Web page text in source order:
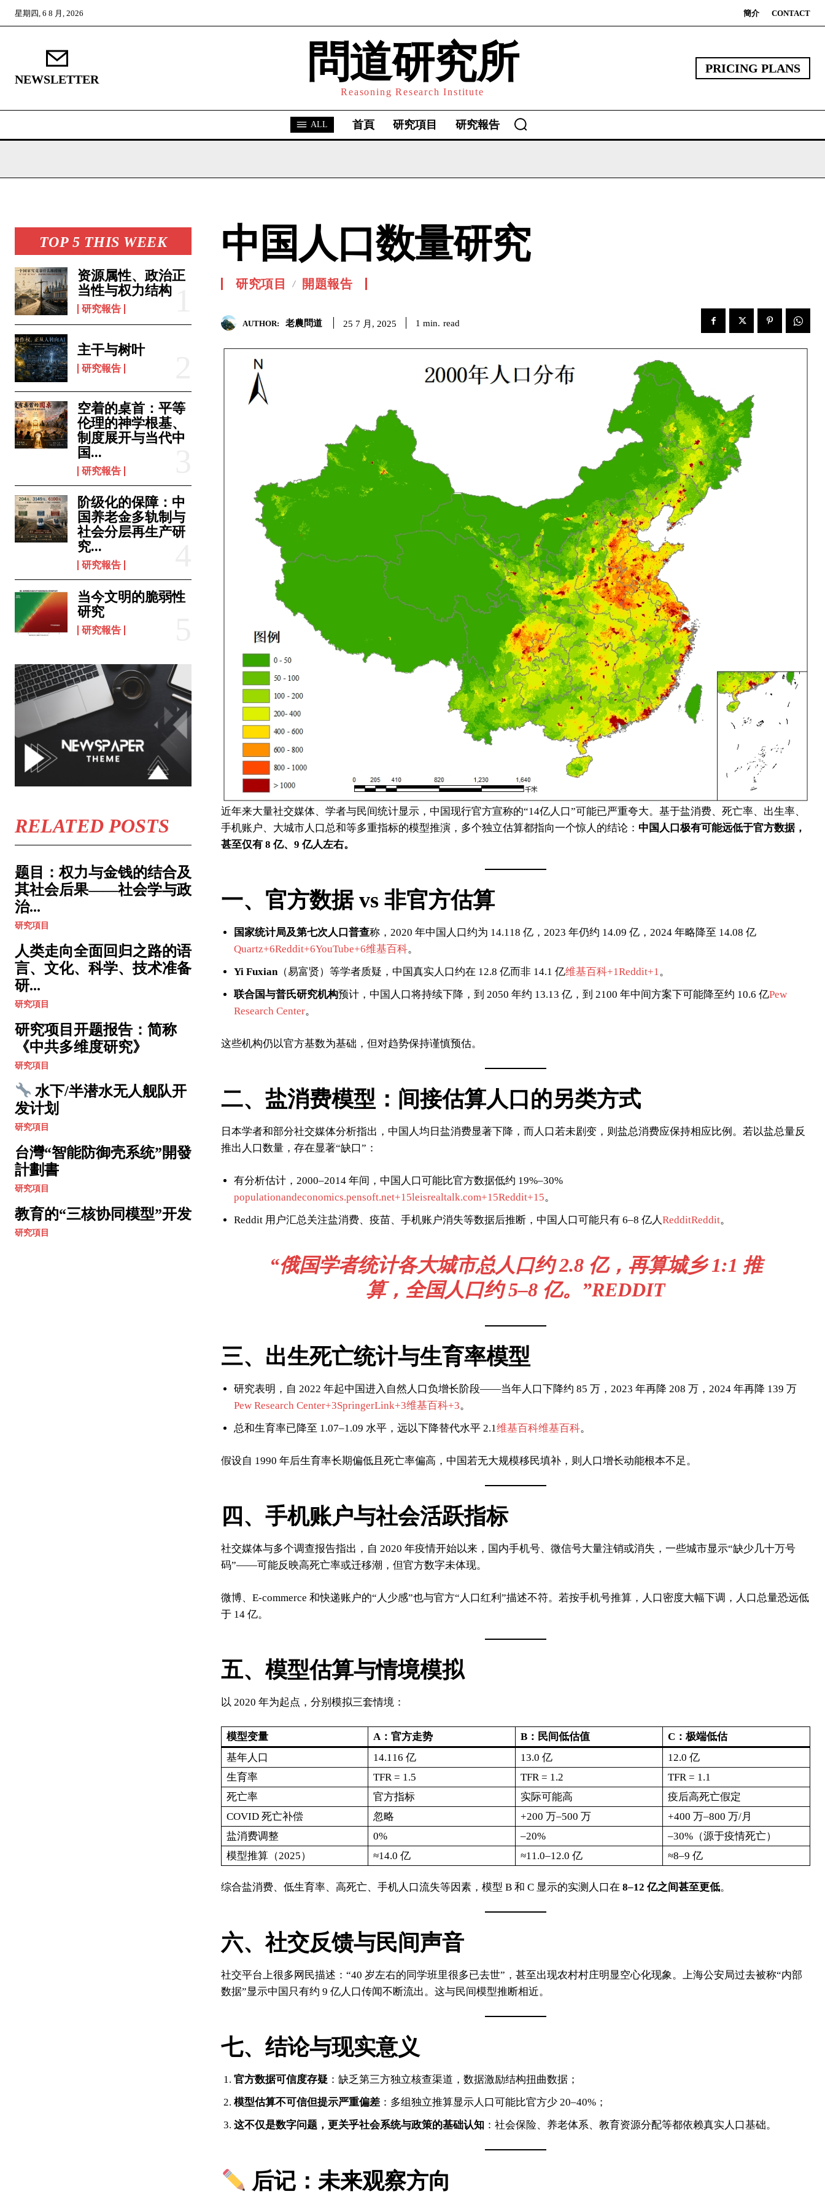
首頁 研究項目 研究報告
請訂閱《問道
研究所》簡訊
问道研究所致力于复兴中华
传统科学，并搭建东西方科
学沟通的桥梁。我们根植于
中华文明深厚的科学智慧，
结合现代方法，探索宇宙、
自然与人类社会的深层规
律。通过系统研究与跨学科
对话，推动传统与现代的创
新融合，如中西医结合、太
极启迪AI。我们旨在为理解
当今世界提供基于传统智慧
与现代科学的解决方案，并
索真理，开创未来。
I WANT IN
星期四, 6 8 月, 2026 簡介 CONTACT
NEWSLETTER 問道研究所
Reasoning Research Institute
PRICING PLANS
ALL 首頁 研究項目 研究報告
TOP 5 THIS WEEK
资源属性、政治正
当性与权力结构
研究報告
主干与树叶
研究報告
空着的桌首：平等
伦理的神学根基、
制度展开与当代中
国...
研究報告
阶级化的保障：中
国养老金多轨制与
社会分层再生产研
究...
研究報告
当今文明的脆弱性
研究
研究報告
RELATED POSTS
题目：权力与金钱的结合及
其社会后果——社会学与政
治...
研究項目
人类走向全面回归之路的语
言、文化、科学、技术准备
研...
研究項目
研究项目开题报告：简称
《中共多维度研究》
研究項目
水下/半潜水无人舰队开
发计划
研究項目
台灣“智能防御壳系统”開發
計劃書
研究項目
教育的“三核协同模型”开发
研究項目
中国人口数量研究
研究項目 開題報告
AUTHOR: 老農問道 25 7 月, 2025 1 min. read
近年来大量社交媒体、学者与民间统计显示，中国现行官方宣称的“14亿人口”可能已严重夸大。基于盐消费、死亡率、出生率、
手机账户、大城市人口总和等多重指标的模型推演，多个独立估算都指向一个惊人的结论： 中国人口极有可能远低于官方数据，
甚至仅有 8 亿、9 亿人左右。
一、官方数据 vs 非官方估算
国家统计局及第七次人口普查称，2020 年中国人口约为 14.118 亿，2023 年仍约 14.09 亿，2024 年略降至 14.08 亿
Quartz+6Reddit+6YouTube+6维基百科。
Yi Fuxian （易富贤）等学者质疑，中国真实人口约在 12.8 亿而非 14.1 亿维基百科+1Reddit+1 。
联合国与普氏研究机构预计，中国人口将持续下降，到 2050 年约 13.13 亿，到 2100 年中间方案下可能降至约 10.6 亿Pew
Research Center。
这些机构仍以官方基数为基础，但对趋势保持谨慎预估。
二、盐消费模型：间接估算人口的另类方式
日本学者和部分社交媒体分析指出，中国人均日盐消费显著下降，而人口若未剧变，则盐总消费应保持相应比例。若以盐总量反
推出人口数量，存在显著“缺口”：
有分析估计，2000–2014 年间，中国人口可能比官方数据低约 19%–30%
populationandeconomics.pensoft.net+15leisrealtalk.com+15Reddit+15。
Reddit 用户汇总关注盐消费、疫苗、手机账户消失等数据后推断，中国人口可能只有 6–8 亿人 RedditReddit。
“俄国学者统计各大城市总人口约 2.8 亿，再算城乡 1:1 推
算，全国人口约 5–8 亿。”REDDIT
三、出生死亡统计与生育率模型
研究表明，自 2022 年起中国进入自然人口负增长阶段——当年人口下降约 85 万，2023 年再降 208 万，2024 年再降 139 万
Pew Research Center+3SpringerLink+3维基百科+3。
总和生育率已降至 1.07–1.09 水平，远以下降替代水平 2.1维基百科维基百科。
假设自 1990 年后生育率长期偏低且死亡率偏高，中国若无大规模移民填补，则人口增长动能根本不足。
四、手机账户与社会活跃指标
社交媒体与多个调查报告指出，自 2020 年疫情开始以来，国内手机号、微信号大量注销或消失，一些城市显示“缺少几十万号
码”——可能反映高死亡率或迁移潮，但官方数字未体现。
微博、E-commerce 和快递账户的“人少感”也与官方“人口红利”描述不符。若按手机号推算，人口密度大幅下调，人口总量恐远低
于 14 亿。
五、模型估算与情境模拟
以 2020 年为起点，分别模拟三套情境：
模型变量 A：官方走势 B：民间低估值
C：极端低估
基年人口
14.116 亿 13.0 亿
12.0 亿
生育率
TFR = 1.5 TFR = 1.2
TFR = 1.1
死亡率
官方指标 实际可能高
疫后高死亡假定
COVID 死亡补偿
忽略 +200 万–500 万
+400 万–800 万/月
盐消费调整
0% –20%
–30%（源于疫情死亡）
模型推算（2025）
≈14.0 亿 ≈11.0–12.0 亿 ≈8–9 亿
综合盐消费、低生育率、高死亡、手机人口流失等因素，模型 B 和 C 显示的实测人口在 8–12 亿之间甚至更低。
六、社交反馈与民间声音
社交平台上很多网民描述：“40 岁左右的同学班里很多已去世”，甚至出现农村村庄明显空心化现象。上海公安局过去被称“内部
数据”显示中国只有约 9 亿人口传闻不断流出。这与民间模型推断相近。
七、结论与现实意义
官方数据可信度存疑 ：缺乏第三方独立核查渠道，数据激励结构扭曲数据；
模型估算不可信但提示严重偏差 ：多组独立推算显示人口可能比官方少 20–40%；
这不仅是数字问题，更关乎社会系统与政策的基础认知 ：社会保险、养老体系、教育资源分配等都依赖真实人口基础。
后记：未来观察方向